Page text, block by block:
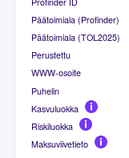
Päätoimiala (Profinder)
Päätoimiala (TOL2025)
Perustettu
WWW-osoite
Puhelin
Kasvuluokka
Riskiluokka
Maksuviivetieto